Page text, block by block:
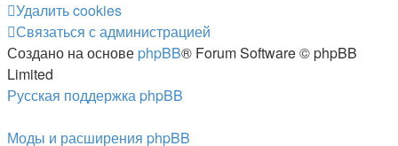
Удалить cookies
Связаться с администрацией
Создано на основе phpBB® Forum Software © phpBB
Limited
Русская поддержка phpBB
Моды и расширения phpBB